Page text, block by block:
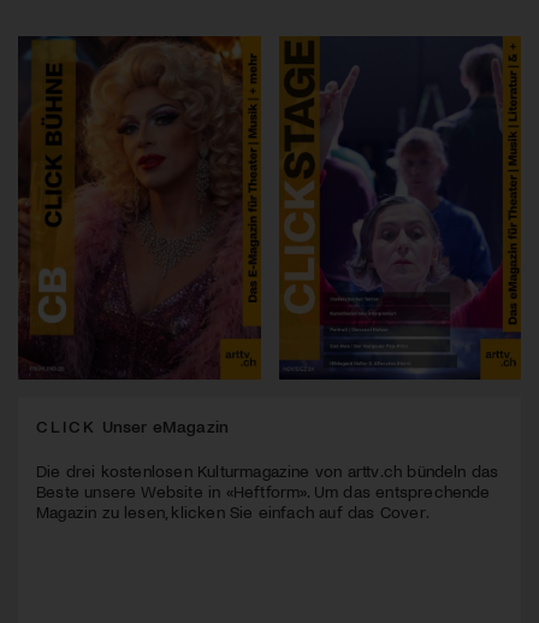
CLICK Unser eMagazin
Die drei kostenlosen Kulturmagazine von arttv.ch bündeln das
Beste unsere Website in «Heftform». Um das entsprechende
Magazin zu lesen, klicken Sie einfach auf das Cover.